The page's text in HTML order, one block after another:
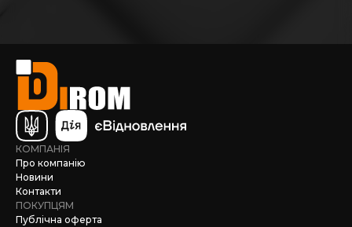
КОМПАНІЯ
Про компанію
Новини
Контакти
ПОКУПЦЯМ
Публічна оферта